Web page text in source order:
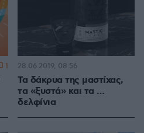
1
Τα δάκρυα της μαστίχας,
τα «ξυστά» και τα …
δελφίνια
28.06.2019, 08:56